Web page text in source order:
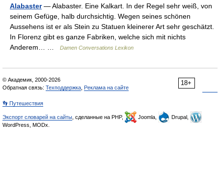
Alabaster— Alabaster. Eine Kalkart. In der Regel sehr weiß, von
seinem Gefüge, halb durchsichtig. Wegen seines schönen
Aussehens ist er als Stein zu Statuen kleinerer Art sehr geschätzt.
In Florenz gibt es ganze Fabriken, welche sich mit nichts
Anderem… …
Damen Conversations Lexikon
18+
© Академик, 2000-2026
Обратная связь: Техподдержка Реклама на сайте
👣 Путешествия
Экспорт словарей на сайты , сделанные на PHP, Joomla,
Drupal,
WordPress, MODx.